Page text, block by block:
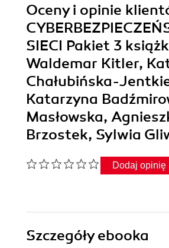
Oceny i opinie
SIECI Pakiet 3
Waldemar Kitler,
Chałubińska-
Katarzyna
Masłowska,
Brzostek, Sylwia
Dodaj opinię
Szczegółyebooka